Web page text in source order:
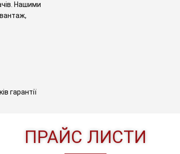
Нашими
гарантії
ПРАЙС ЛИСТИ